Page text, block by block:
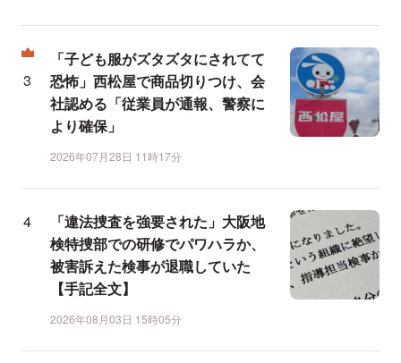
「子ども服がズタズタにされてて
恐怖」西松屋で商品切りつけ、会
社認める「従業員が通報、警察に
より確保」
2026年07月28日 11時17分
「違法捜査を強要された」大阪地
検特捜部での研修でパワハラか、
被害訴えた検事が退職していた
【手記全文】
2026年08月03日 15時05分